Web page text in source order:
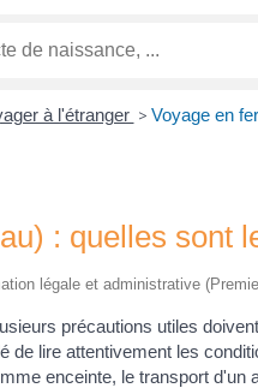
à l'étranger > Voyage en
: quelles sont
légale et administrative
précautions utiles
de lire attentivement les
enceinte, le transport